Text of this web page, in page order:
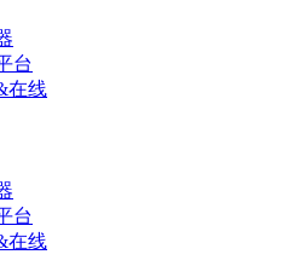
台
在线
台
在线